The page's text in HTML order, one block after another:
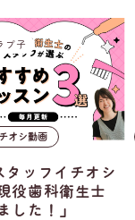
山下奈々美
ット矯正中の患
のケア、どうし
すか？